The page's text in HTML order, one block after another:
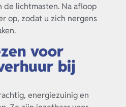
de lichtmasten. Na afloop
op, zodat u zich nergens
voor
bij
energiezuinig en